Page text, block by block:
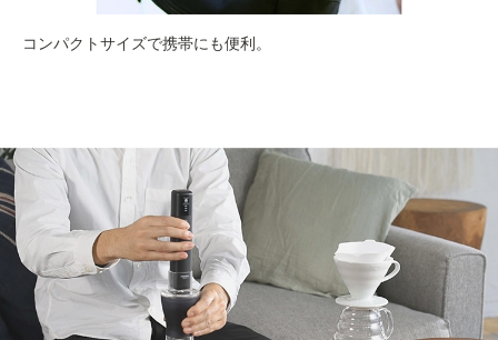
コンパクトサイズで携帯にも便利。